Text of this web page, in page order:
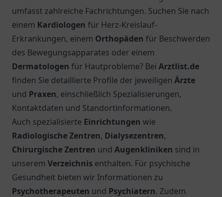
umfasst zahlreiche Fachrichtungen. Suchen Sie nach
einem Kardiologen für Herz-Kreislauf-
Erkrankungen, einem Orthopäden für Beschwerden
des Bewegungsapparates oder einem
Dermatologen für Hautprobleme? Bei Arztlist.de
finden Sie detaillierte Profile der jeweiligen Ärzte
und Praxen, einschließlich Spezialisierungen,
Kontaktdaten und Standortinformationen.
Auch spezialisierte Einrichtungen wie
Radiologische Zentren, Dialysezentren,
Chirurgische Zentren und Augenkliniken sind in
unserem Verzeichnis enthalten. Für psychische
Gesundheit bieten wir Informationen zu
Psychotherapeuten und Psychiatern. Zudem